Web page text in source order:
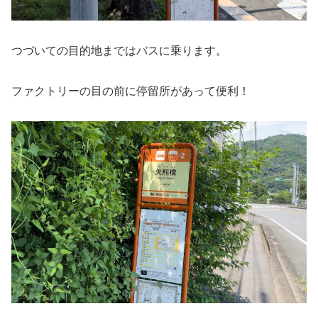
つづいての目的地まではバスに乗ります。
ファクトリーの目の前に停留所があって便利！